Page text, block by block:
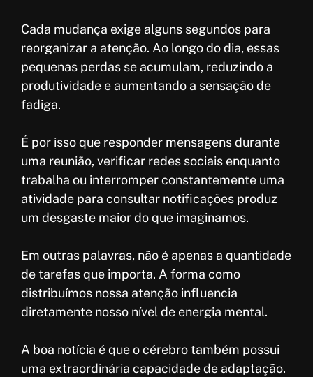
Cada mudança exige alguns segundos para
reorganizar a atenção. Ao longo do dia, essas
pequenas perdas se acumulam, reduzindo a
produtividade e aumentando a sensação de
fadiga.
É por isso que responder mensagens durante
uma reunião, verificar redes sociais enquanto
trabalha ou interromper constantemente uma
atividade para consultar notificações produz
um desgaste maior do que imaginamos.
Em outras palavras, não é apenas a quantidade
de tarefas que importa. A forma como
distribuímos nossa atenção influencia
diretamente nosso nível de energia mental.
A boa notícia é que o cérebro também possui
uma extraordinária capacidade de adaptação.